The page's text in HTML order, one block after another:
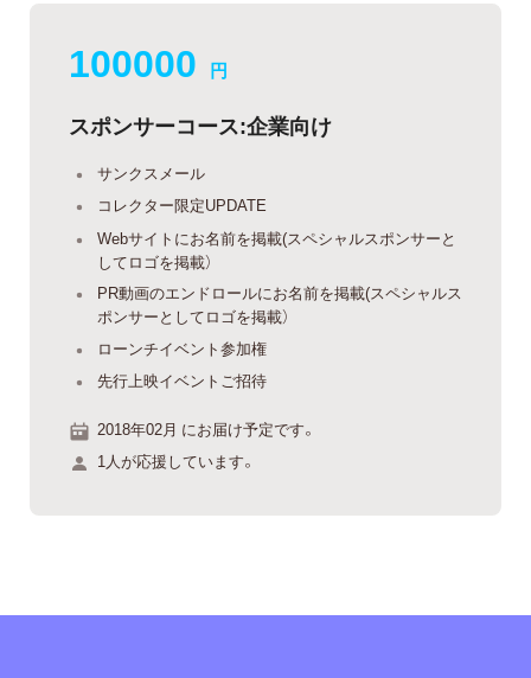
100000 円
スポンサーコース:企業向け
サンクスメール
コレクター限定UPDATE
Webサイトにお名前を掲載(スペシャルスポンサーと
してロゴを掲載）
PR動画のエンドロールにお名前を掲載(スペシャルス
ポンサーとしてロゴを掲載）
ローンチイベント参加権
先行上映イベントご招待
2018年02月 にお届け予定です。
1人が応援しています。